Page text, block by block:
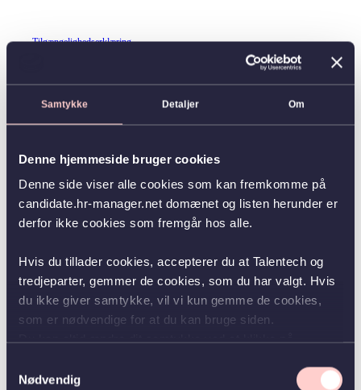
Samtykke Detaljer Om
Denne hjemmeside bruger cookies
Denne side viser alle cookies som kan fremkomme på
candidate.hr-manager.net domænet og listen herunder er
derfor ikke cookies som fremgår hos alle.
Hvis du tillader cookies, accepterer du at Talentech og
tredjeparter, gemmer de cookies, som du har valgt. Hvis
du ikke giver samtykke, vil vi kun gemme de cookies,
som er nødvendige for at du kan bruge siden.
Nødvendig
Tilgængelighedserklæring